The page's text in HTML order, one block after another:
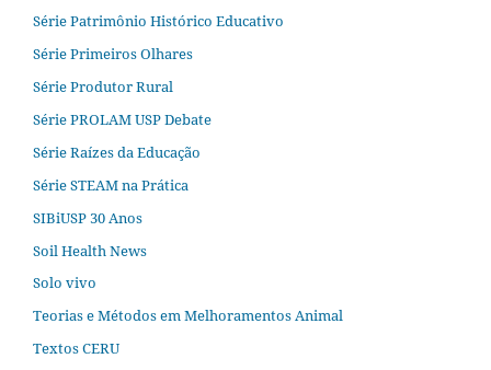
Série Patrimônio Histórico Educativo
Série Primeiros Olhares
Série Produtor Rural
Série PROLAM USP Debate
Série Raízes da Educação
Série STEAM na Prática
SIBiUSP 30 Anos
Soil Health News
Solo vivo
Teorias e Métodos em Melhoramentos Animal
Textos CERU